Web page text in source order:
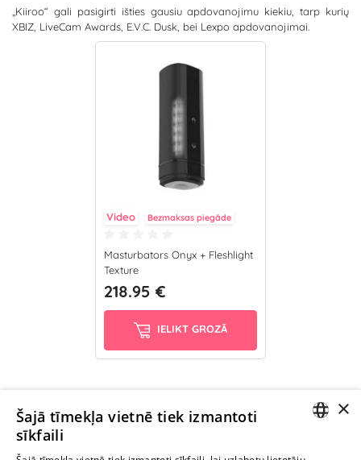
„Kiiroo“ gali pasigirti išties gausiu apdovanojimu kiekiu, tarp kurių
XBIZ, LiveCam Awards, E.V.C. Dusk, bei Lexpo apdovanojimai.
Video Bezmaksas piegāde
Masturbators Onyx + Fleshlight
Texture
218.95 €
IELIKT GROZĀ
Ievērībai: Yesyes.lv satur atklātu seksuālu informāciju un attēlus. Lietot
šo vietni vari tikai no 18 gadu vecuma.
×
Šajā tīmekļa vietnē tiek izmantoti
sīkfaili